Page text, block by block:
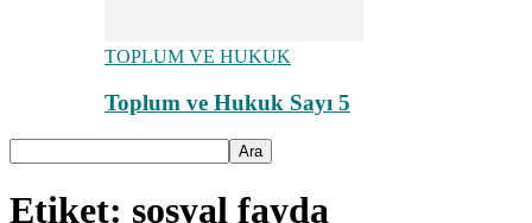
TOPLUM VE HUKUK
Toplum ve Hukuk Sayı 5
Etiket: sosyal fayda